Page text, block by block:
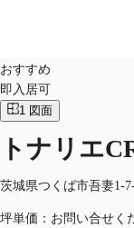
オフィス・
倉庫・物流
JP
お電話
おすすめ
即入居可
1 図面
トナリエ
茨城県つくば市吾妻1-
坪単価：お問い合せく